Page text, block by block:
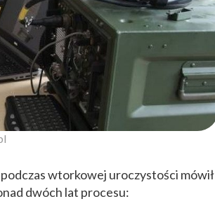
wtorkowej uroczystości mówił
dwóch lat procesu: